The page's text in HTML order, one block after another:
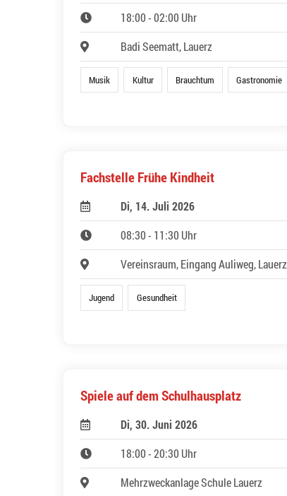
18:00 - 02:00 Uhr
Badi Seematt, Lauerz
Musik Kultur Brauchtum Gastronomie
Fachstelle Frühe Kindheit
Di, 14. Juli 2026
08:30 - 11:30 Uhr
Vereinsraum, Eingang Auliweg, Lauerz
Jugend Gesundheit
Spiele auf dem Schulhausplatz
Di, 30. Juni 2026
18:00 - 20:30 Uhr
Mehrzweckanlage Schule Lauerz